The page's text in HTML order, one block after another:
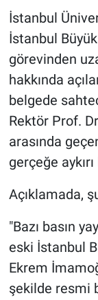
İstanbul
İstanbul
görevinden
hakkında
belgede
Rektör Prof.
arasında
gerçeğe
Açıklamada,
"Bazı basın
eski İstanbul
Ekrem
şekilde resmi